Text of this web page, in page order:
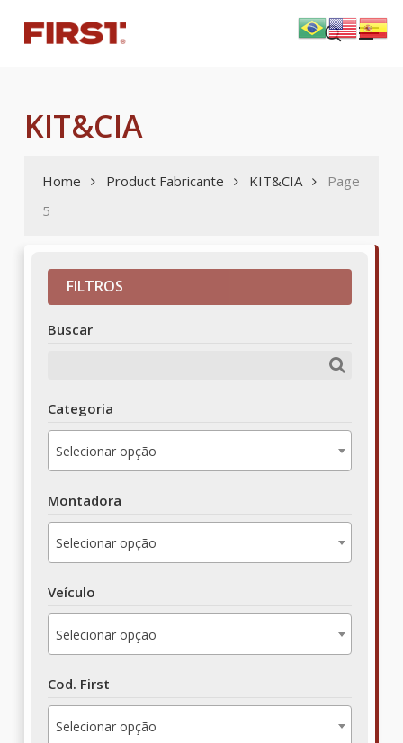
main
search
Menu
KIT&CIA
Home Product Fabricante KIT&CIA
Page
5
FILTROS
Buscar
Categoria
Selecionar opção
Montadora
Selecionar opção
Veículo
Selecionar opção
Cod. First
Selecionar opção